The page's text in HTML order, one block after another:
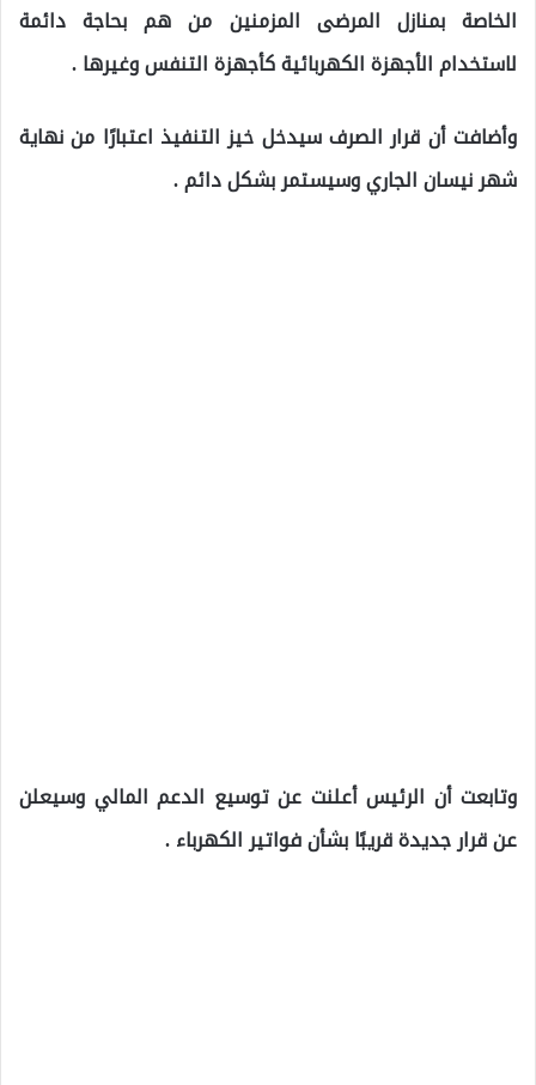
الخاصة بمنازل المرضى المزمنين من هم بحاجة دائمة
لاستخدام الأجهزة الكهربائية كأجهزة التنفس وغيرها .
وأضافت أن قرار الصرف سيدخل خيز التنفيذ اعتبارًا من نهاية
شهر نيسان الجاري وسيستمر بشكل دائم .
وتابعت أن الرئيس أعلنت عن توسيع الدعم المالي وسيعلن
عن قرار جديدة قريبًا بشأن فواتير الكهرباء .